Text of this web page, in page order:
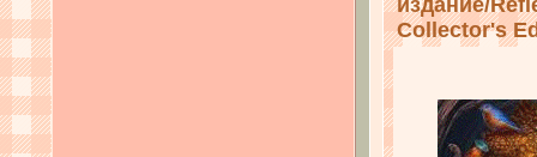
Collector's